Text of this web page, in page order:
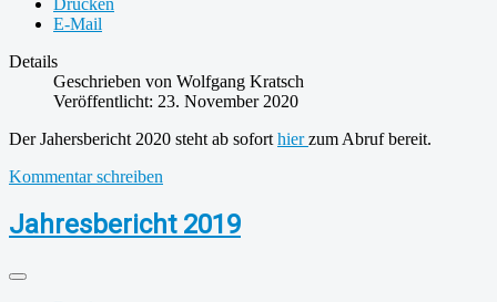
E-Mail
Details
Geschrieben von Wolfgang Kratsch
Veröffentlicht: 23. November 2020
Der Jahersbericht 2020 steht ab sofort hier zum Abruf bereit.
Kommentar schreiben
Jahresbericht 2019